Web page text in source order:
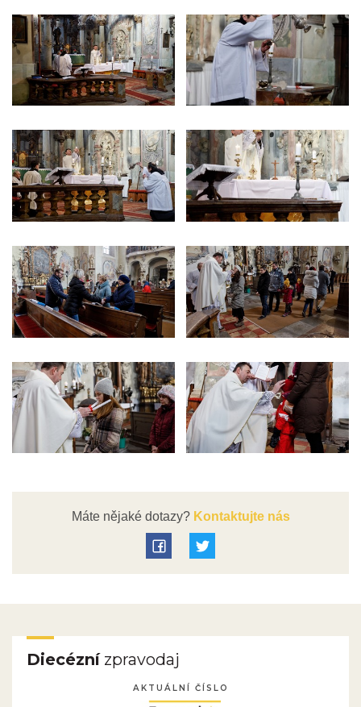
Máte nějaké dotazy?Kontaktujte nás
Diecéznízpravodaj
AKTUÁLNÍ ČÍSLO